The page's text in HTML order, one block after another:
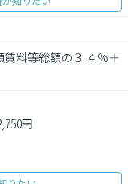
料等総額の３.４％＋
円